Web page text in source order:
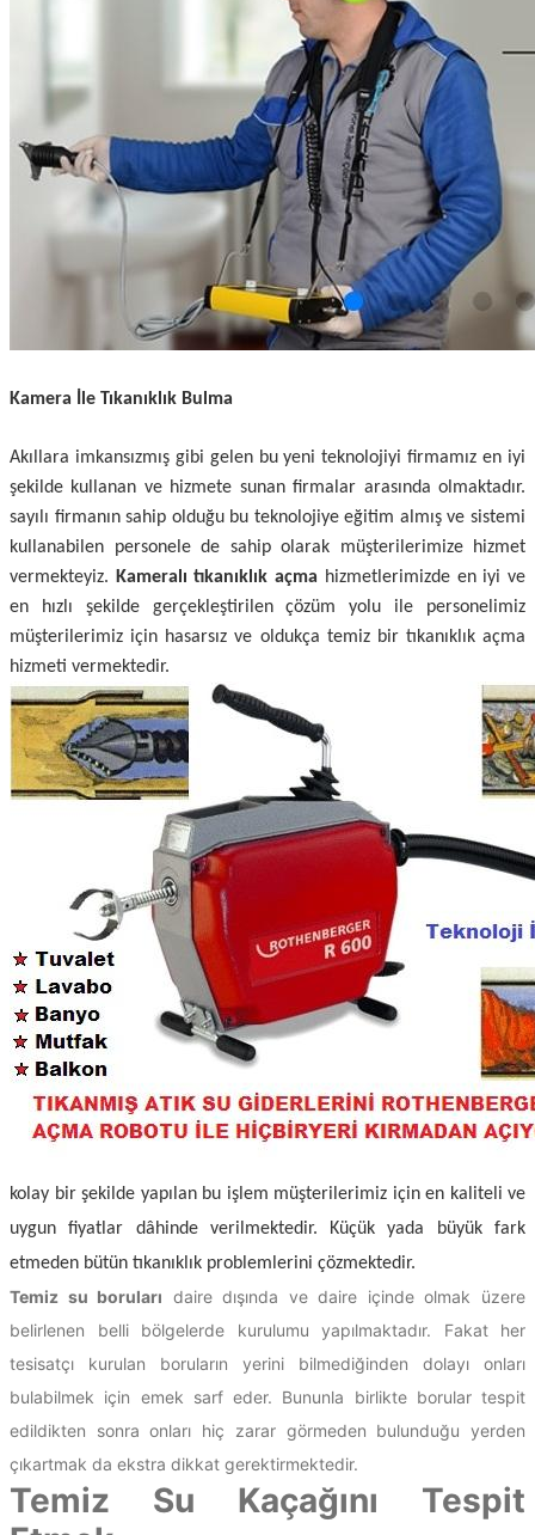
Kamera İle Tıkanıklık Bulma
Akıllara imkansızmış gibi gelen bu yeni teknolojiyi firmamız en iyi
şekilde kullanan ve hizmete sunan firmalar arasında olmaktadır.
sayılı firmanın sahip olduğu bu teknolojiye eğitim almış ve sistemi
kullanabilen personele de sahip olarak müşterilerimize hizmet
vermekteyiz. Kameralı tıkanıklık açma hizmetlerimizde en iyi ve
en hızlı şekilde gerçekleştirilen çözüm yolu ile personelimiz
müşterilerimiz için hasarsız ve oldukça temiz bir tıkanıklık açma
hizmeti vermektedir.
kolay bir şekilde yapılan bu işlem müşterilerimiz için en kaliteli ve
uygun fiyatlar dâhinde verilmektedir. Küçük yada büyük fark
etmeden bütün tıkanıklık problemlerini çözmektedir.
Temiz su boruları daire dışında ve daire içinde olmak üzere
belirlenen belli bölgelerde kurulumu yapılmaktadır. Fakat her
tesisatçı kurulan boruların yerini bilmediğinden dolayı onları
bulabilmek için emek sarf eder. Bununla birlikte borular tespit
edildikten sonra onları hiç zarar görmeden bulunduğu yerden
çıkartmak da ekstra dikkat gerektirmektedir.
Temiz Su Kaçağını Tespit